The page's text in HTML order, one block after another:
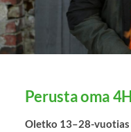
Perusta oma
Oletko 13–28-